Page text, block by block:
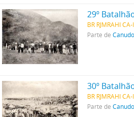
29º
BR RJMRAHI
Parte de
30º
BR RJMRAHI
Parte de